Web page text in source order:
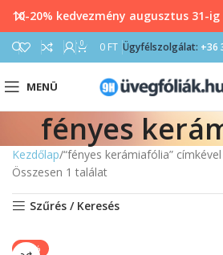
0 0 FT Ügyfélszolgálat: +36
MENÜ
fényes
Kezdőlap “fényes kerámiafólia”
Összesen 1 találat
Szűrés / Keresés
-20%
10-20% kedvezmény augusztus 31-ig